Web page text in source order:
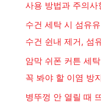
사용 방법과 주의사
수건 세탁 시 섬유
수건 쉰내 제거, 섬
암막 쉬폰 커튼 세
꼭 봐야 할 이염 방
병뚜껑 안 열릴 때